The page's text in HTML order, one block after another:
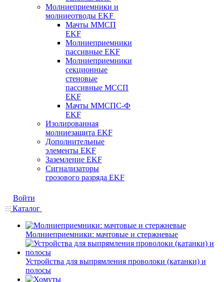
Молниеприемники и
молниеотводы EKF
Мачты ММСП
EKF
Молниеприемники
пассивные EKF
Молниеприемники
секционные
стеновые
пассивные МССП
EKF
Мачты ММСПС-Ф
EKF
Изолированная
молниезащита EKF
Дополнительные
элементы EKF
Заземление EKF
Сигнализаторы
грозового разряда EKF
Войти
Каталог
Молниеприемники: мачтовые и стержневые
Устройства для выпрямления проволоки (катанки) и
полосы